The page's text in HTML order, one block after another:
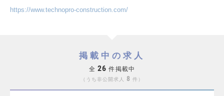
https://www.technopro-construction.com/
掲載中の求人
全 26 件掲載中
うち非公開求人 8 件